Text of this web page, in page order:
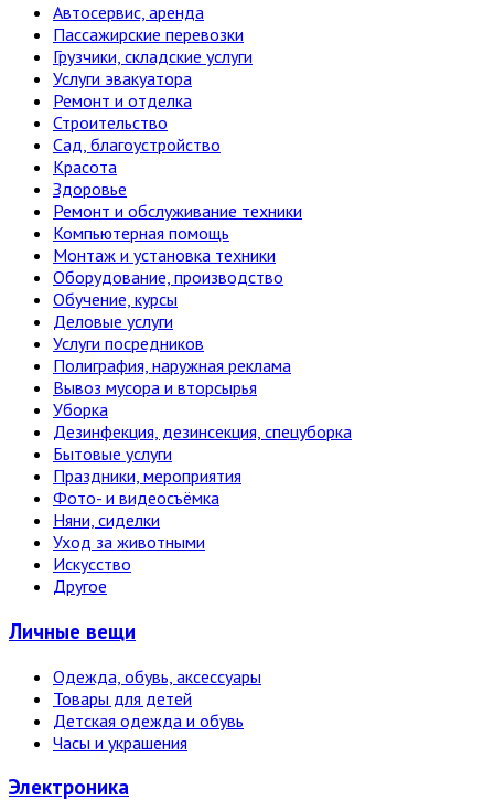
Автосервис, аренда
Пассажирские перевозки
Грузчики, складские услуги
Услуги эвакуатора
Ремонт и отделка
Строительство
Сад, благоустройство
Красота
Здоровье
Ремонт и обслуживание техники
Компьютерная помощь
Монтаж и установка техники
Оборудование, производство
Обучение, курсы
Деловые услуги
Услуги посредников
Полиграфия, наружная реклама
Вывоз мусора и вторсырья
Уборка
Дезинфекция, дезинсекция, спецуборка
Бытовые услуги
Праздники, мероприятия
Фото- и видеосъёмка
Няни, сиделки
Уход за животными
Искусство
Другое
Личные вещи
Одежда, обувь, аксессуары
Товары для детей
Детская одежда и обувь
Часы и украшения
Электро­ника